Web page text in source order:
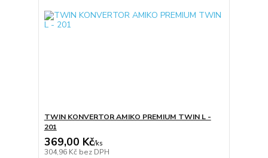
TWIN KONVERTOR AMIKO PREMIUM TWIN L -
201
369,00 Kč/ks
304,96 Kč bez DPH